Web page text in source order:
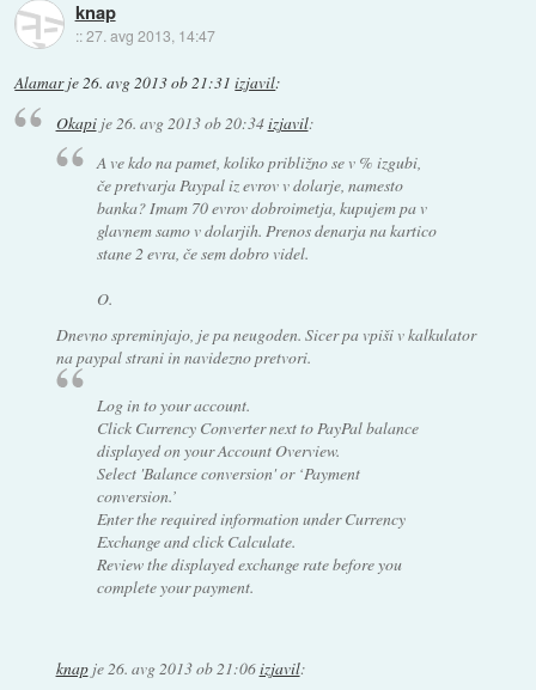
knap
::27. avg 2013, 14:47
Alamarje26. avg 2013 ob 21:31 izjavil:
Okapije26. avg 2013 ob 20:34izjavil:
A ve kdo na pamet, koliko približno se v % izgubi,
če pretvarja Paypal iz evrov v dolarje, namesto
banka? Imam 70 evrov dobroimetja, kupujem pa v
glavnem samo v dolarjih. Prenos denarja na kartico
stane 2 evra, če sem dobro videl.
O.
Dnevno spreminjajo, je pa neugoden. Sicer pa vpiši v kalkulator
na paypal strani in navidezno pretvori.
Log in to your account.
Click Currency Converter next to PayPal balance
displayed on your Account Overview.
Select 'Balance conversion' or ‘Payment
conversion.’
Enter the required information under Currency
Exchange and click Calculate.
Review the displayed exchange rate before you
complete your payment.
knapje26. avg 2013 ob 21:06izjavil: